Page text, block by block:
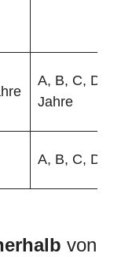
A, B, C, D
Jahre
A, B, C, D
von